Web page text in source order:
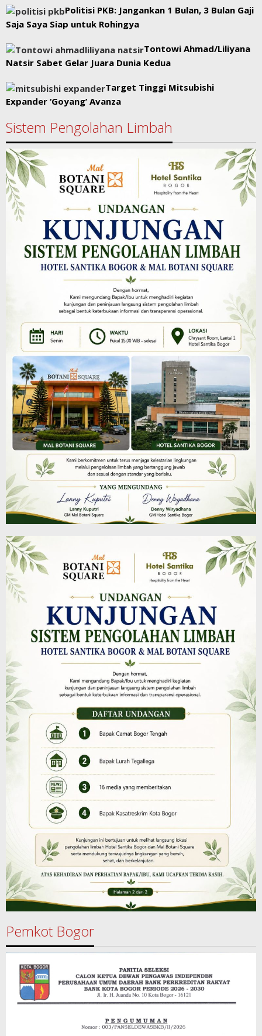
Politisi PKB: Jangankan 1 Bulan, 3 Bulan Gaji
Saja Saya Siap untuk Rohingya
Tontowi Ahmad/Liliyana
Natsir Sabet Gelar Juara Dunia Kedua
Target Tinggi Mitsubishi
Expander ‘Goyang’ Avanza
Sistem Pengolahan Limbah
Pemkot Bogor